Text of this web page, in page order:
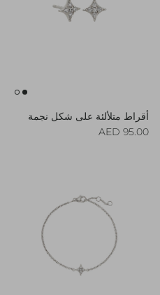
أقراط متلألئة على شكل نجمة
Regular price
95.00 AED